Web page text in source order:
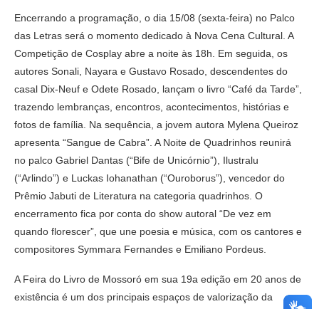
Encerrando a programação, o dia 15/08 (sexta-feira) no Palco
das Letras será o momento dedicado à Nova Cena Cultural. A
Competição de Cosplay abre a noite às 18h. Em seguida, os
autores Sonali, Nayara e Gustavo Rosado, descendentes do
casal Dix-Neuf e Odete Rosado, lançam o livro “Café da Tarde”,
trazendo lembranças, encontros, acontecimentos, histórias e
fotos de família. Na sequência, a jovem autora Mylena Queiroz
apresenta “Sangue de Cabra”. A Noite de Quadrinhos reunirá
no palco Gabriel Dantas (“Bife de Unicórnio”), Ilustralu
(“Arlindo”) e Luckas Iohanathan (“Ouroborus”), vencedor do
Prêmio Jabuti de Literatura na categoria quadrinhos. O
encerramento fica por conta do show autoral “De vez em
quando florescer”, que une poesia e música, com os cantores e
compositores Symmara Fernandes e Emiliano Pordeus.
A Feira do Livro de Mossoró em sua 19a edição em 20 anos de
existência é um dos principais espaços de valorização da